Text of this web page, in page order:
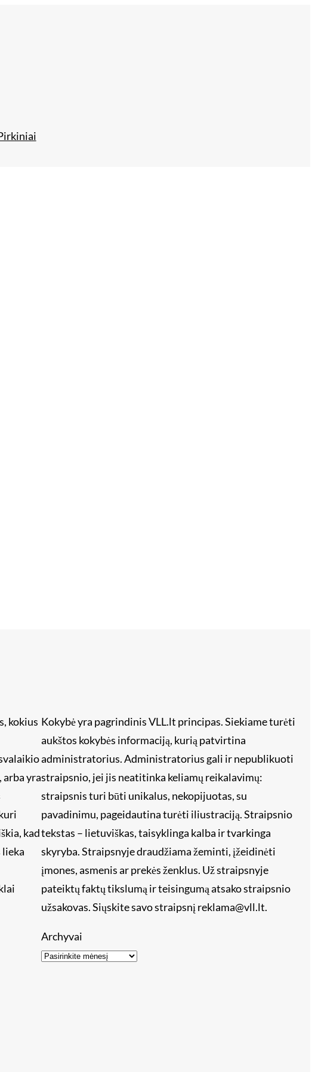
kokius
yra
kad
lieka
Kokybė yra pagrindinis VLL.lt principas. Siekiame turėti
aukštos kokybės informaciją, kurią patvirtina
administratorius. Administratorius gali ir nepublikuoti
straipsnio, jei jis neatitinka keliamų reikalavimų:
straipsnis turi būti unikalus, nekopijuotas, su
pavadinimu, pageidautina turėti iliustraciją. Straipsnio
tekstas – lietuviškas, taisyklinga kalba ir tvarkinga
skyryba. Straipsnyje draudžiama žeminti, įžeidinėti
įmones, asmenis ar prekės ženklus. Už straipsnyje
pateiktų faktų tikslumą ir teisingumą atsako straipsnio
užsakovas. Siųskite savo straipsnį reklama@vll.lt.
Archyvai